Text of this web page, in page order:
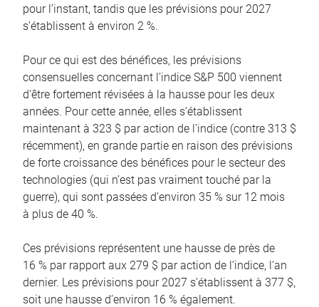
pour l’instant, tandis que les prévisions pour 2027
s’établissent à environ 2 %.
Pour ce qui est des bénéfices, les prévisions
consensuelles concernant l’indice S&P 500 viennent
d’être fortement révisées à la hausse pour les deux
années. Pour cette année, elles s’établissent
maintenant à 323 $ par action de l’indice (contre 313 $
récemment), en grande partie en raison des prévisions
de forte croissance des bénéfices pour le secteur des
technologies (qui n’est pas vraiment touché par la
guerre), qui sont passées d’environ 35 % sur 12 mois
à plus de 40 %.
Ces prévisions représentent une hausse de près de
16 % par rapport aux 279 $ par action de l’indice, l’an
dernier. Les prévisions pour 2027 s’établissent à 377 $,
soit une hausse d’environ 16 % également.